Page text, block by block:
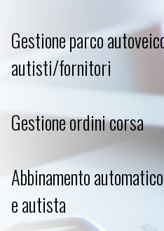
Gestione parco
autisti/fornitori
Gestione ordini corsa
Abbinamento
e autista